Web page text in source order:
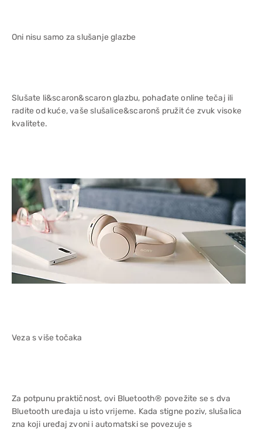
Oni nisu samo za slušanje glazbe
Slušate li&scaron&scaron glazbu, pohađate online tečaj ili
radite od kuće, vaše slušalice&scaronš pružit će zvuk visoke
kvalitete.
Veza s više točaka
Za potpunu praktičnost, ovi Bluetooth® povežite se s dva
Bluetooth uređaja u isto vrijeme. Kada stigne poziv, slušalica
zna koji uređaj zvoni i automatski se povezuje s